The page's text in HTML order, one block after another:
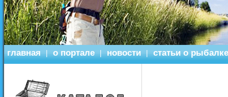
главная | о портале | новости | статьи о рыбалке